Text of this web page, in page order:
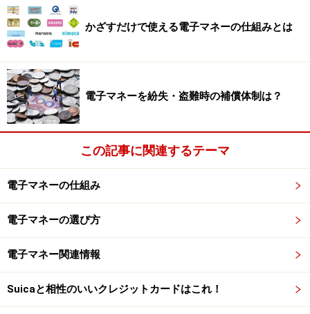
のスターバックス カードは、3年間利用がなかった場
合、その金額は失効してしまいましたが、無期限に使え
るようになりました。
「My STARBUCKS」の登録者には店舗の最
新情報を配信
「My STARBUCKS」の登録者には、店舗の新商品、グッ
ズやキャンペーンなどの情報を先行して配信。また、コ
ーヒーセミナーの先行予約などが行えるなど、便利なサ
さらに、この4月からはマイラーにも嬉しいサービスが
能付）を利用してスターバックス カードにサイトから入
金すると100円で1マイル、スターバックス カード店舗で
かざすだけで使える電子マネーの仕組みとは
電子マネーを紛失・盗難時の補償体制は？
この記事に関連するテーマ
電子マネーの仕組み
電子マネーの選び方
電子マネー関連情報
Suicaと相性のいいクレジットカードはこれ！